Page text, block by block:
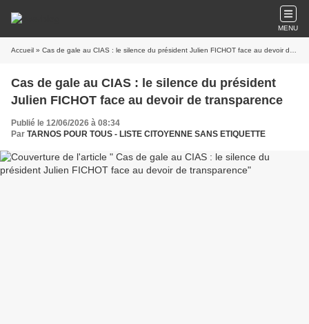
MENU
Accueil » Cas de gale au CIAS : le silence du président Julien FICHOT face au devoir de transparence
Cas de gale au CIAS : le silence du président
Julien FICHOT face au devoir de transparence
Publié le 12/06/2026 à 08:34
Par TARNOS POUR TOUS - LISTE CITOYENNE SANS ETIQUETTE